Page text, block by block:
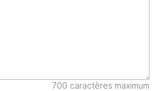
700 caractères maximum